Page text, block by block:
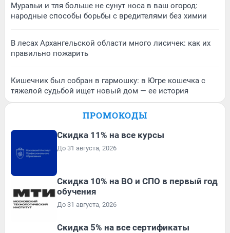
Муравьи и тля больше не сунут носа в ваш огород:
народные способы борьбы с вредителями без химии
В лесах Архангельской области много лисичек: как их
правильно пожарить
Кишечник был собран в гармошку: в Югре кошечка с
тяжелой судьбой ищет новый дом — ее история
ПРОМОКОДЫ
Скидка 11% на все курсы
До 31 августа, 2026
Скидка 10% на ВО и СПО в первый год
обучения
До 31 августа, 2026
Скидка 5% на все сертификаты